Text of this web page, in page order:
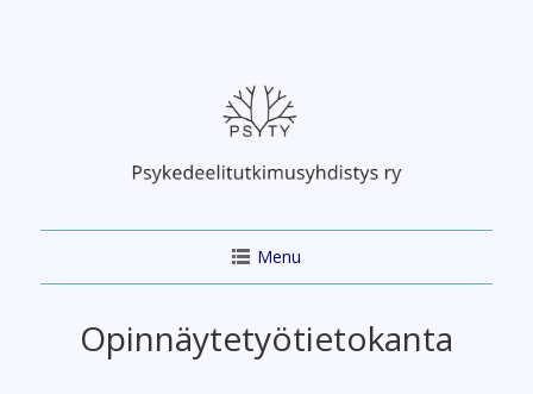
Menu
Opinnäytetyötietokanta